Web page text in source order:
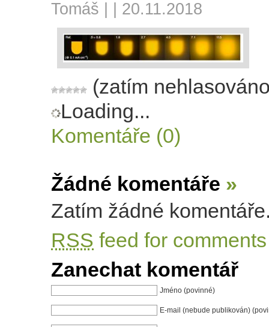
Tomáš | | 20.11.2018
(zatím
Loading...
Komentáře (0)
Žádné komentáře »
Zatím žádné
RSS feed for
Zanechat komentář
Jméno (povinné)
E-mail (nebude publikován)